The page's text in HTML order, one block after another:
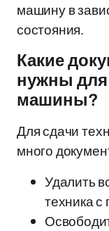
машину в
состояния.
Какие
нужны для
машины?
Для сдачи
много
Удалить
техника